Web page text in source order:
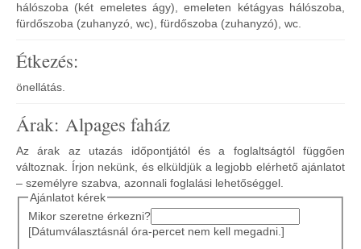
hálószoba (két emeletes ágy), emeleten kétágyas hálószoba,
fürdőszoba (zuhanyzó, wc), fürdőszoba (zuhanyzó), wc.
Étkezés:
önellátás.
Árak: Alpages faház
Az árak az utazás időpontjától és a foglaltságtól függően
változnak. Írjon nekünk, és elküldjük a legjobb elérhető ajánlatot
– személyre szabva, azonnali foglalási lehetőséggel.
Ajánlatot kérek
Mikor szeretne érkezni?
[Dátumválasztásnál óra-percet nem kell megadni.]